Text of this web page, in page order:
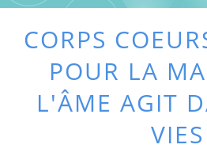
CORPS
POUR LA
L'ÂME AGIT
VIES